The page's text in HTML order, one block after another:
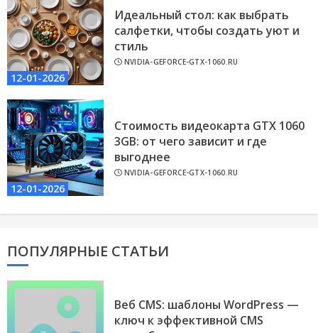
12-01-2026
Идеальный стол: как выбрать
салфетки, чтобы создать уют и
стиль
NVIDIA-GEFORCE-GTX-1060.RU
12-01-2026
Стоимость видеокарта GTX 1060
3GB: от чего зависит и где
выгоднее
NVIDIA-GEFORCE-GTX-1060.RU
ПОПУЛЯРНЫЕ СТАТЬИ
Веб CMS: шаблоны WordPress —
ключ к эффективной CMS